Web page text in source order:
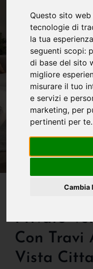
Questo sito
tecnologie di
la tua
seguenti scopi:
di base del sito
migliore
misurare il tuo
e servizi e
marketing, per
pertinenti per te.
Cambia
Privato
Con Travi
Vista